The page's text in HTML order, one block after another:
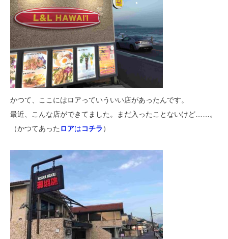
かつて、ここにはロアっていういい店があったんです。
最近、こんな店ができてました。まだ入ったことないけど……。
（かつてあった ロアはコチラ ）